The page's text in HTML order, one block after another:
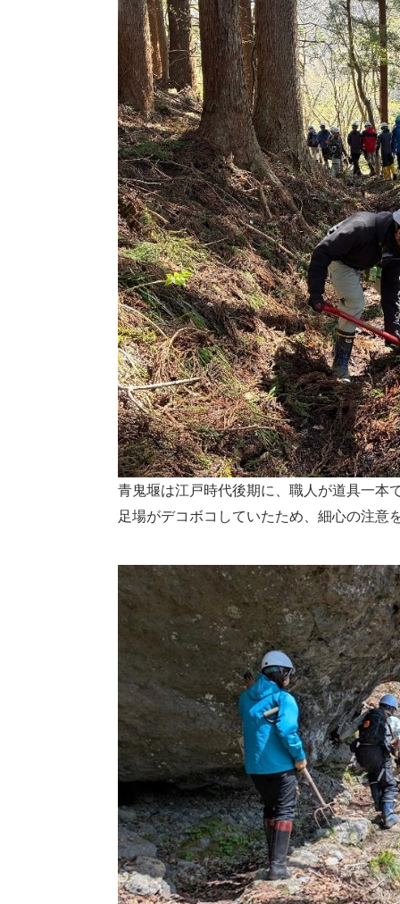
青鬼堰は江戸時代後期に、職人が道具一本
足場がデコボコしていたため、細心の注意